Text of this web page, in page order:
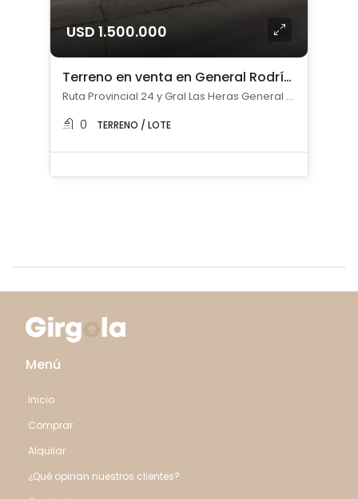
USD 1.500.000
Terreno en venta en General Rodríguez
Ruta Provincial 24 y Gral Las Heras General Rodriguez, , General Rodríguez
0 TERRENO / LOTE
Menú
Inicio
Comprar
Alquilar
¿Qué opinan nuestros clientes?